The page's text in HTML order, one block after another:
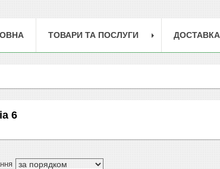
ТОВАРИ ТА ПОСЛУГИ
6